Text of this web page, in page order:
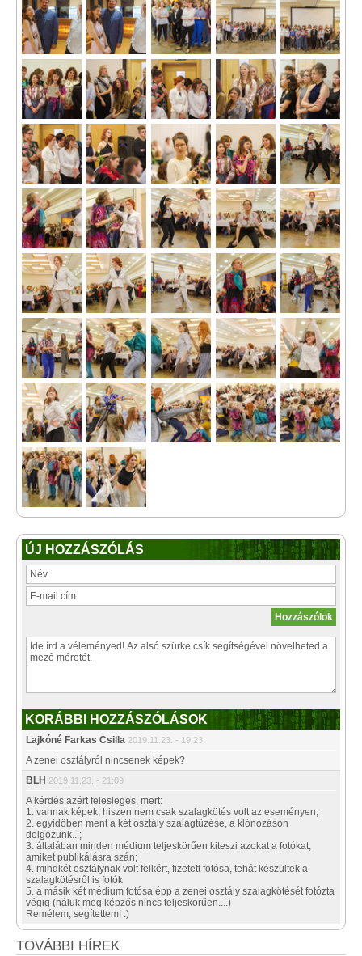
ÚJ HOZZÁSZÓLÁS
KORÁBBI HOZZÁSZÓLÁSOK
Lajkóné Farkas Csilla 2019.11.23. - 19:23
A zenei osztályról nincsenek képek?
BLH 2019.11.23. - 21:09
A kérdés azért felesleges, mert:
1. vannak képek, hiszen nem csak szalagkötés volt az eseményen;
2. egyidőben ment a két osztály szalagtűzése, a klónozáson
dolgozunk...;
3. általában minden médium teljeskörűen kiteszi azokat a fotókat,
amiket publikálásra szán;
4. mindkét osztálynak volt felkért, fizetett fotósa, tehát készültek a
szalagkötésről is fotók
5. a másik két médium fotósa épp a zenei osztály szalagkötését fotózta
végig (náluk meg képzős nincs teljeskörűen....)
Remélem, segítettem! :)
TOVÁBBI HÍREK